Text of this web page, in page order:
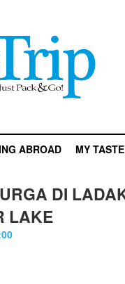
ABROAD MY TASTE
DI
LAKE